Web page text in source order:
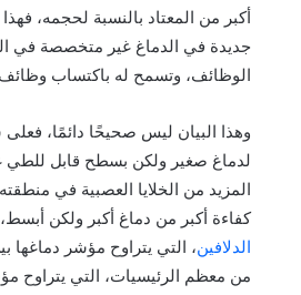
أكبر من المعتاد بالنسبة لحجمه،
جديدة في الدماغ غير متخصصة في
الوظائف، وتسمح له باكتساب
وهذا البيان ليس صحيحًا دائمًا،
لدماغ صغير ولكن بسطح قابل للطي
المزيد من الخلايا العصبية في
كفاءة أكبر من دماغ أكبر ولكن
الدلافين
من معظم الرئيسيات، التي يتراوح مؤشرها